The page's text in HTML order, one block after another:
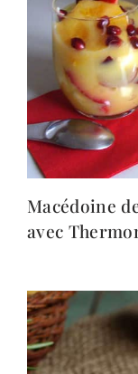
Macédoine
avec